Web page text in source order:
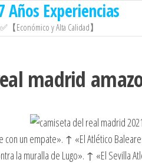
Experiencias
【Económico y Alta Calidad】
madrid
un empate». ↑ «El Atlético
la muralla de Lugo». ↑ «El Sevilla